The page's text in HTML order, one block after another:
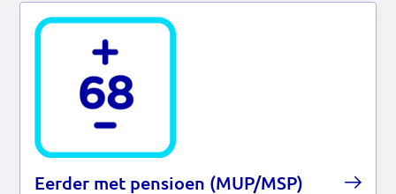
Eerder met pensioen (MUP/MSP)